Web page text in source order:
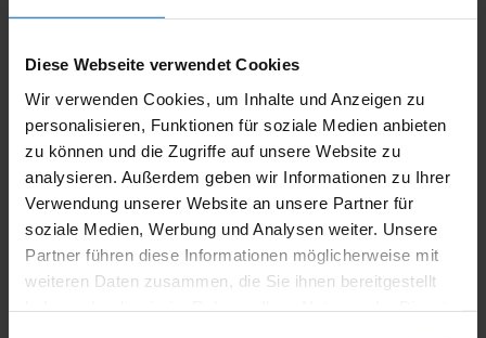
Diese Webseite verwendet Cookies
Wir verwenden Cookies, um Inhalte und Anzeigen zu
personalisieren, Funktionen für soziale Medien anbieten
zu können und die Zugriffe auf unsere Website zu
analysieren. Außerdem geben wir Informationen zu Ihrer
Verwendung unserer Website an unsere Partner für
soziale Medien, Werbung und Analysen weiter. Unsere
Partner führen diese Informationen möglicherweise mit
weiteren Daten zusammen, die Sie ihnen bereitgestellt
Standard / Acryl Lumera Stoffe
Produktbeschreibung
Unter dem Schutz des Summerday Segels können
Sie die schönsten Tage des Jahres noch intensiver
genießen. Relaxen und verweilen Sie ganz einfach
an Ihrem ganz persönlichen Lieblingsplatz. Das